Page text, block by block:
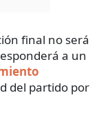
final no será
a un
del partido por